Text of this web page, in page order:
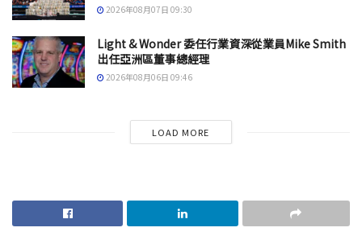
2026年08月07日 09:30
Light & Wonder 委任行業資深從業員Mike Smith
出任亞洲區董事總經理
2026年08月06日 09:46
LOAD MORE